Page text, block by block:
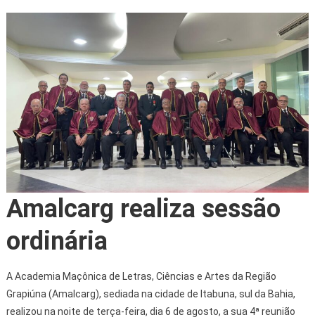
Amalcarg realiza sessão
ordinária
A Academia Maçônica de Letras, Ciências e Artes da Região
Grapiúna (Amalcarg), sediada na cidade de Itabuna, sul da Bahia,
realizou na noite de terça-feira, dia 6 de agosto, a sua 4ª reunião